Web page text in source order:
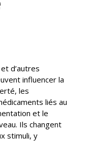
d’autres
influencer la
les
liés au
et le
Ils changent
stimuli, y